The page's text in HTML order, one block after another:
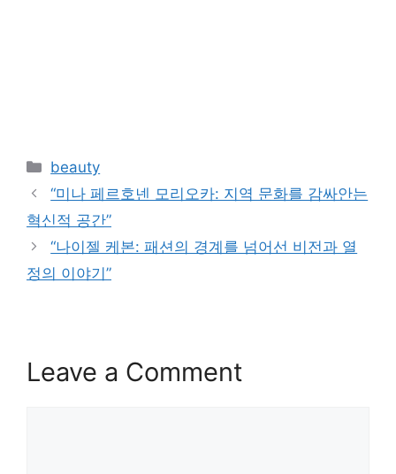
Categories
beauty
“미나 페르호넨 모리오카: 지역 문화를 감싸안는
혁신적 공간”
“나이젤 케본: 패션의 경계를 넘어선 비전과 열
정의 이야기”
Leave a Comment